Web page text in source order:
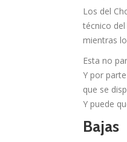
Los del
técnico
mientras
Esta no
Y por
que se
Y puede
Bajas